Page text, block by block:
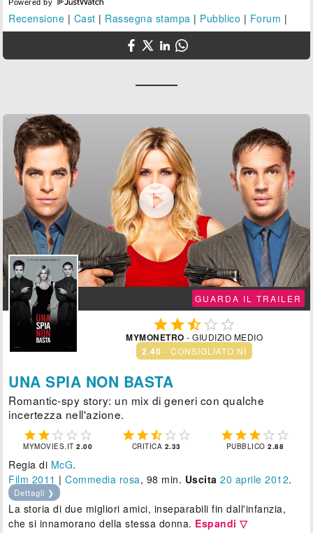
Powered by
Recensione | Cast | Rassegna stampa | Pubblico | Forum |

GUARDA IL TRAILER
  
MYMONETRO - GIUDIZIO MEDIO
2.40 - CONSIGLIATO NÌ
UNA SPIA NON BASTA
Romantic-spy story: un mix di generi con qualche
incertezza nell'azione.
    
MYMOVIES.IT2.00
    
CRITICA 2.33
    
PUBBLICO2.88
Regia di McG.
Film 2011 |Commedia rosa, 98 min. Uscita 20 aprile 2012.
Dettagli ❯
La storia di due migliori amici, inseparabili fin dall'infanzia,
che si innamorano della stessa donna. Espandi ▽